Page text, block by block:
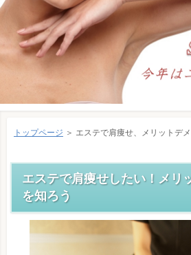
トップページ ＞ エステで肩痩せ、メリットデ
エステで肩痩せしたい！メリ
を知ろう